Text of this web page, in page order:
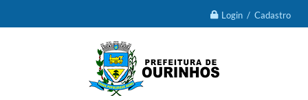
Login / Cadastro